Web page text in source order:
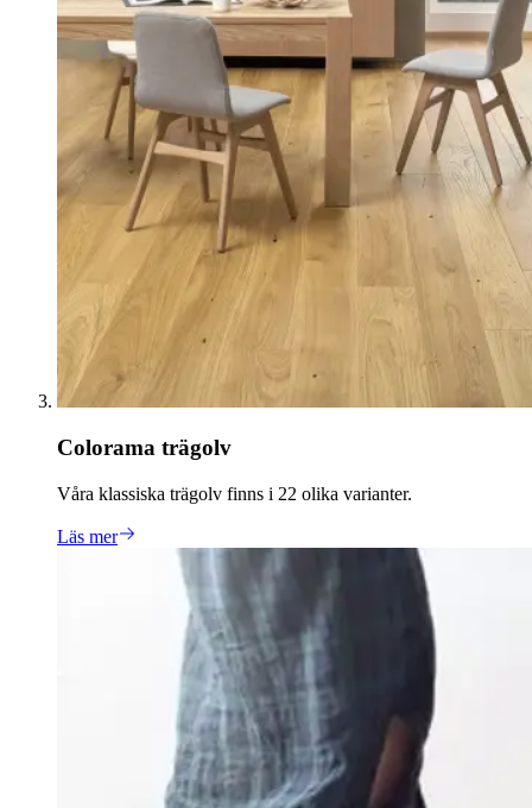
Colorama trägolv
Våra klassiska trägolv finns i 22 olika varianter.
Läs mer